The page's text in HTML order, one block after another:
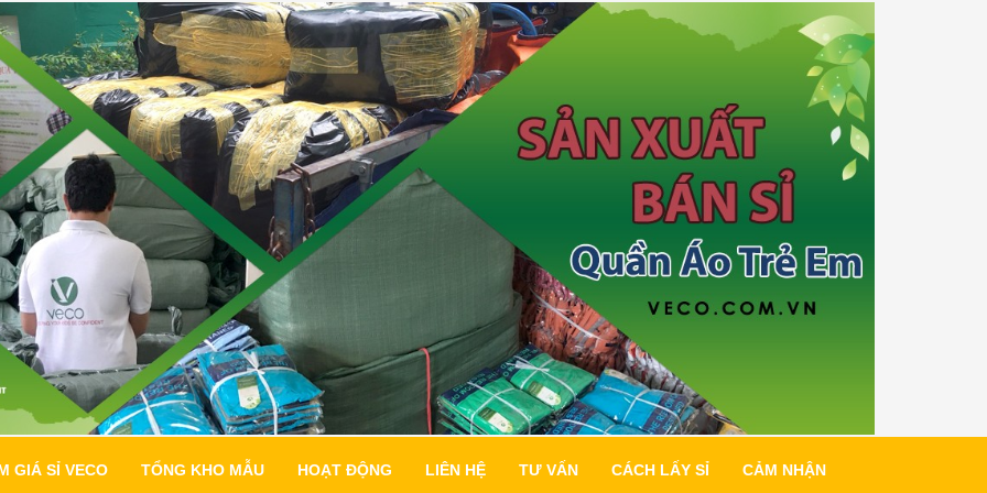
GIÁ SỈ VECO TỔNG KHO MẪU HOẠT ĐỘNG LIÊN HỆ TƯ VẤN CÁCH LẤY SỈ CẢM NHẬN